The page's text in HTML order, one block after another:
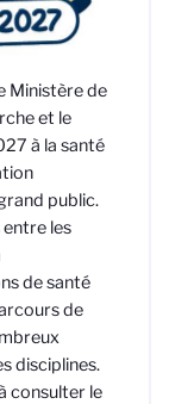
Ministère de
et le
à la santé
public.
les
de santé
de
disciplines.
consulter le